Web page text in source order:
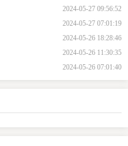
2024-05-27 09:56:52
2024-05-27 07:01:19
2024-05-26 18:28:46
2024-05-26 11:30:35
2024-05-26 07:01:40